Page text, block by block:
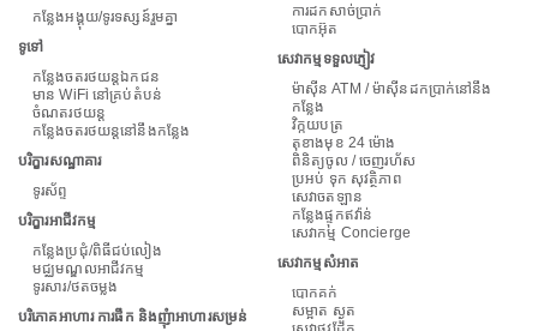
កន្លែងអង្គុយ/ទូរទស្សន៍រួមគ្នា
ទូទៅ
កន្លែងចតរថយន្តឯកជន
មាន WiFi នៅគ្រប់តំបន់
ចំណតរថយន្ត
កន្លែងចតរថយន្តនៅនឹងកន្លែង
បរិក្ខារសណ្ឋាគារ
ទូរស័ព្ទ
បរិក្ខារអាជីវកម្ម
កន្លែងប្រជុំ/ពិធីជប់លៀង
មជ្ឈមណ្ឌលអាជីវកម្ម
ទូរសារ/ថតចម្លង
បរិភោគអាហារ ការផឹក និងញុំាអាហារសម្រន់
ការ​ដក​សាច់ប្រាក់
បោកអ៊ុត
សេវាកម្មទទួលភ្ញៀវ
ម៉ាស៊ីន ATM / ម៉ាស៊ីនដកប្រាក់នៅនឹង
កន្លែង
វិក្កយបត្រ
តុខាងមុខ 24 ម៉ោង
ពិនិត្យចូល / ចេញរហ័ស
ប្រអប់ ទុក សុវត្ថិភាព
សេវាចតឡាន
កន្លែងផ្ទុកឥវ៉ាន់
សេវាកម្ម Concierge
សេវាកម្មសំអាត
បោកគក់
សម្អាត ស្ងួត